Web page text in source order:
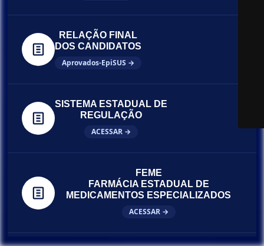
RELAÇÃO FINAL
DOS CANDIDATOS
Aprovados-EpiSUS →
SISTEMA ESTADUAL DE
REGULAÇÃO
ACESSAR →
FEME
FARMÁCIA ESTADUAL DE
MEDICAMENTOS ESPECIALIZADOS
ACESSAR →